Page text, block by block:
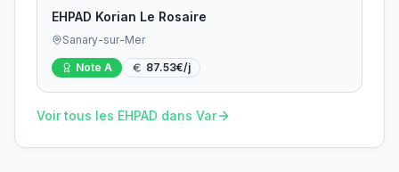
EHPAD Korian Le Rosaire
Sanary-sur-Mer
Note A 87.53€/j
Voir tous les EHPAD dans Var